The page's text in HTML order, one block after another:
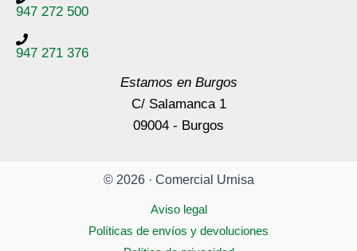
947 272 500
947 271 376
Estamos en Burgos
C/ Salamanca 1
09004 - Burgos
© 2026 · Comercial Urnisa
Aviso legal
Políticas de envíos y devoluciones